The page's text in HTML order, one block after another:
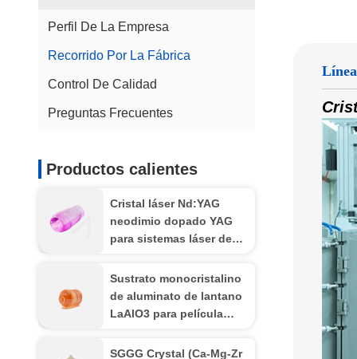
Perfil De La Empresa
Recorrido Por La Fábrica
Control De Calidad
Preguntas Frecuentes
Productos calientes
Cristal láser Nd:YAG
neodimio dopado YAG
para sistemas láser de
potencia
Sustrato monocristalino
de aluminato de lantano
LaAlO3 para película
superconductora de alta
SGGG Crystal (Ca-Mg-Zr